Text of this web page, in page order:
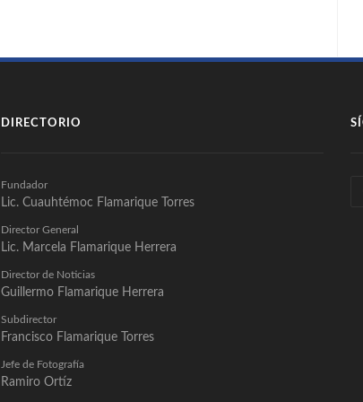
DIRECTORIO
Fundador
Lic. Cuauhtémoc Flamarique Torres
Director General
Lic. Marcela Flamarique Herrera
Director de Noticias
Guillermo Flamarique Herrera
Subdirector
Francisco Flamarique Torres
Jefe de Fotografía
Ramiro Ortíz